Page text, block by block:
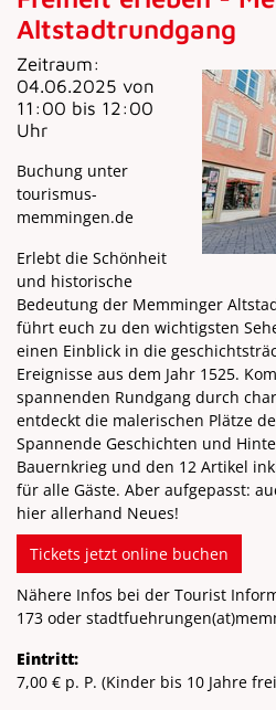
Altstadtrundgang
Zeitraum:
04.06.2025 von
11:00 bis 12:00
Uhr
Buchung unter
tourismus-
memmingen.de
Erlebt die Schönheit
und historische
Bedeutung der Memminger
führt euch zu den wichtigsten
einen Einblick in die
Ereignisse aus dem Jahr 1525.
spannenden Rundgang durch
entdeckt die malerischen Plätze
Spannende Geschichten und
Bauernkrieg und den 12 Artikel
für alle Gäste. Aber aufgepasst:
hier allerhand Neues!
Tickets jetzt online buchen
Nähere Infos bei der Tourist
173 oder stadtfuehrungen(at)
Eintritt:
7,00 € p. P. (Kinder bis 10 Jahre